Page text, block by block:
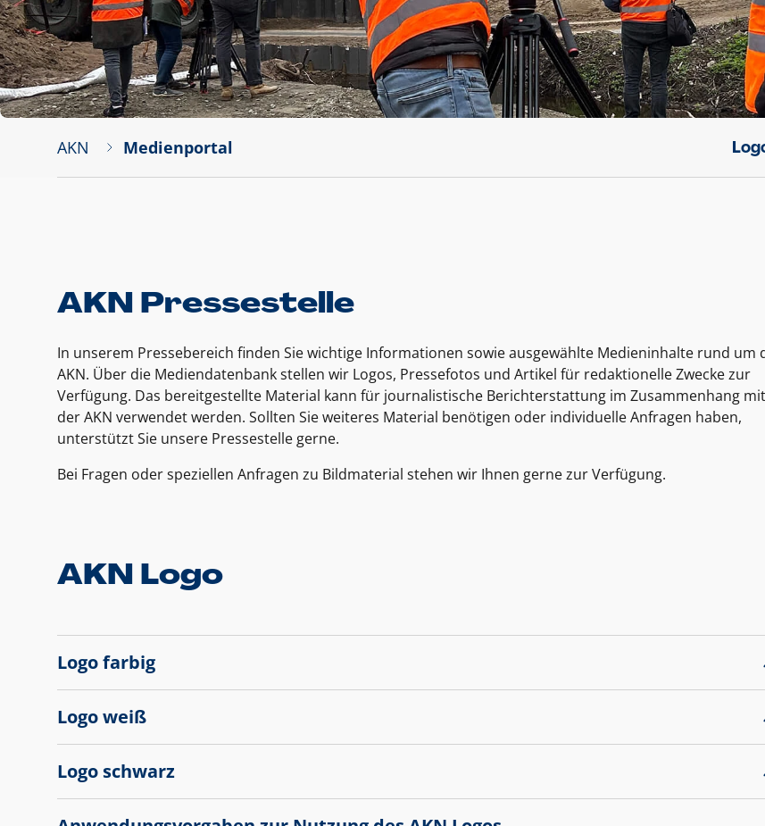
AKN Medienportal
AKN Pressestelle
In unserem Pressebereich finden Sie wichtige Informationen sowie ausgewählte Medieninhalte rund um
AKN. Über die Mediendatenbank stellen wir Logos, Pressefotos und Artikel für redaktionelle Zwecke zur
Verfügung. Das bereitgestellte Material kann für journalistische Berichterstattung im Zusammenhang mit
der AKN verwendet werden. Sollten Sie weiteres Material benötigen oder individuelle Anfragen haben,
unterstützt Sie unsere Pressestelle gerne.
Bei Fragen oder speziellen Anfragen zu Bildmaterial stehen wir Ihnen gerne zur Verfügung.
AKN Logo
Logo farbig
Logo weiß
Logo schwarz